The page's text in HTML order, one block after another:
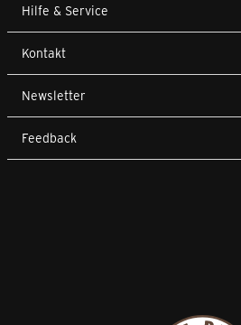
Hilfe & Service
Kontakt
Newsletter
Feedback